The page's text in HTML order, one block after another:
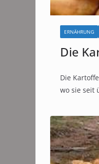
ERNÄHRUNG
Die
Die
wo sie seit